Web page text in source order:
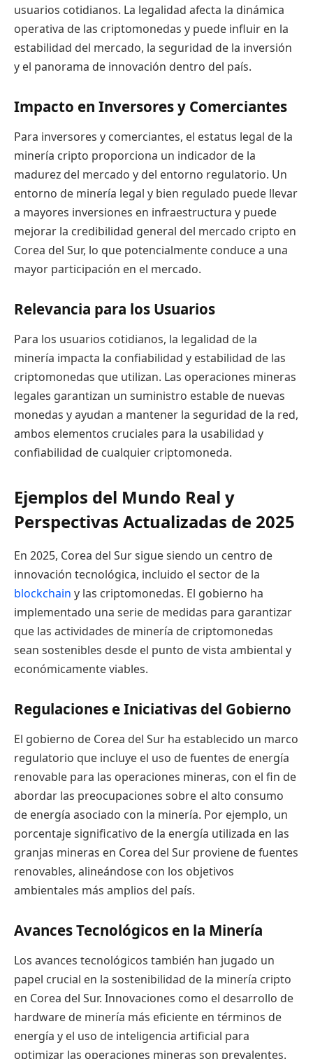
usuarios cotidianos. La legalidad afecta la dinámica
operativa de las criptomonedas y puede influir en la
estabilidad del mercado, la seguridad de la inversión
y el panorama de innovación dentro del país.
Impacto en Inversores y Comerciantes
Para inversores y comerciantes, el estatus legal de la
minería cripto proporciona un indicador de la
madurez del mercado y del entorno regulatorio. Un
entorno de minería legal y bien regulado puede llevar
a mayores inversiones en infraestructura y puede
mejorar la credibilidad general del mercado cripto en
Corea del Sur, lo que potencialmente conduce a una
mayor participación en el mercado.
Relevancia para los Usuarios
Para los usuarios cotidianos, la legalidad de la
minería impacta la confiabilidad y estabilidad de las
criptomonedas que utilizan. Las operaciones mineras
legales garantizan un suministro estable de nuevas
monedas y ayudan a mantener la seguridad de la red,
ambos elementos cruciales para la usabilidad y
confiabilidad de cualquier criptomoneda.
Ejemplos del Mundo Real y
Perspectivas Actualizadas de 2025
En 2025, Corea del Sur sigue siendo un centro de
innovación tecnológica, incluido el sector de la
blockchain y las criptomonedas. El gobierno ha
implementado una serie de medidas para garantizar
que las actividades de minería de criptomonedas
sean sostenibles desde el punto de vista ambiental y
económicamente viables.
Regulaciones e Iniciativas del Gobierno
El gobierno de Corea del Sur ha establecido un marco
regulatorio que incluye el uso de fuentes de energía
renovable para las operaciones mineras, con el fin de
abordar las preocupaciones sobre el alto consumo
de energía asociado con la minería. Por ejemplo, un
porcentaje significativo de la energía utilizada en las
granjas mineras en Corea del Sur proviene de fuentes
renovables, alineándose con los objetivos
ambientales más amplios del país.
Avances Tecnológicos en la Minería
Los avances tecnológicos también han jugado un
papel crucial en la sostenibilidad de la minería cripto
en Corea del Sur. Innovaciones como el desarrollo de
hardware de minería más eficiente en términos de
energía y el uso de inteligencia artificial para
optimizar las operaciones mineras son prevalentes.